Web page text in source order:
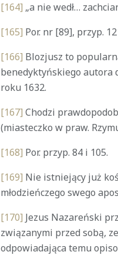
[164] „a nie wedł…
[165] Por. nr [89], przyp.
[166] Blozjusz to
benedyktyńskiego autora
roku 1632.
[167] Chodzi
(miasteczko w praw.
[168] Por. przyp. 84 i 105.
[169] Nie istniejący już
młodzieńczego swego
[170] Jezus Nazareński
związanymi przed sobą,
odpowiadająca temu